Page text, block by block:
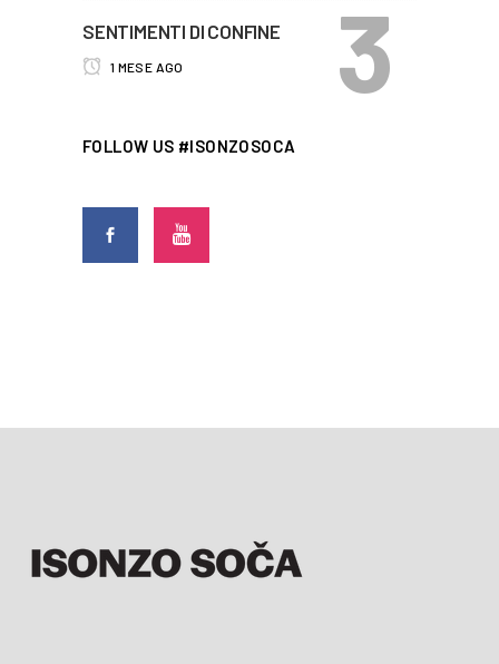
SENTIMENTI DI CONFINE
1 MESE AGO
FOLLOW US #ISONZOSOCA